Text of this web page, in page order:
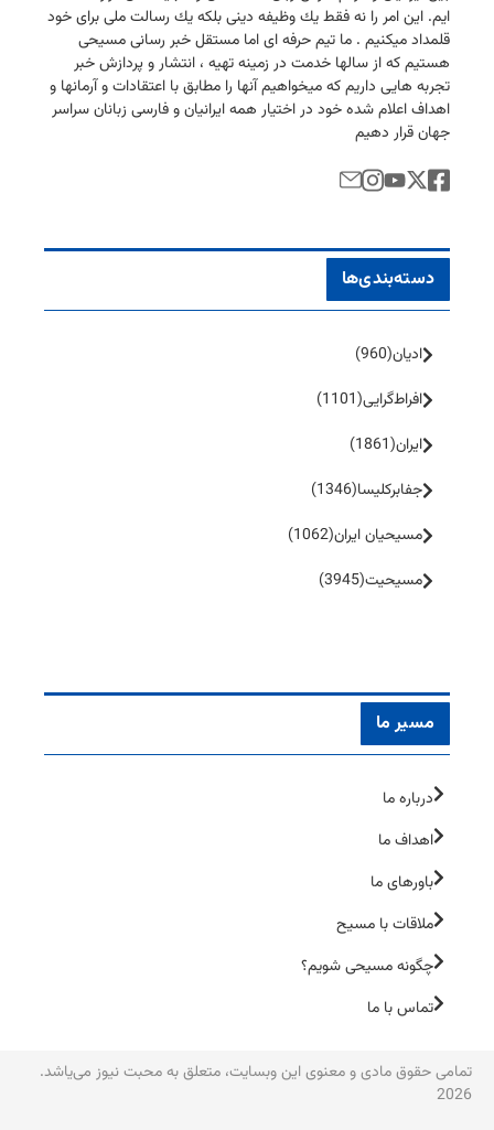
ایم. این امر را نه فقط یك وظیفه دینی بلكه یك رسالت ملی برای خود
قلمداد میكنیم . ما تیم حرفه ای اما مستقل خبر رسانی مسیحی
هستیم كه از سالها خدمت در زمینه تهیه ، انتشار و پردازش خبر
تجربه هایی داریم كه میخواهیم آنها را مطابق با اعتقادات و آرمانها و
اهداف اعلام شده خود در اختیار همه ایرانیان و فارسی زبانان سراسر
جهان قرار دهیم
دسته‌بندی‌ها
ادیان(960)
افراط‌گرایی(1101)
ایران(1861)
جفا‌بر‌کلیسا(1346)
مسیحیان ایران(1062)
مسیحیت(3945)
مسیر ما
درباره ما
اهداف ما
باورهای ما
ملاقات با مسیح
چگونه مسیحی شویم؟
تماس با ما
تمامی حقوق مادی و معنوی این وبسایت، متعلق به محبت نیوز می‌یاشد.
2026